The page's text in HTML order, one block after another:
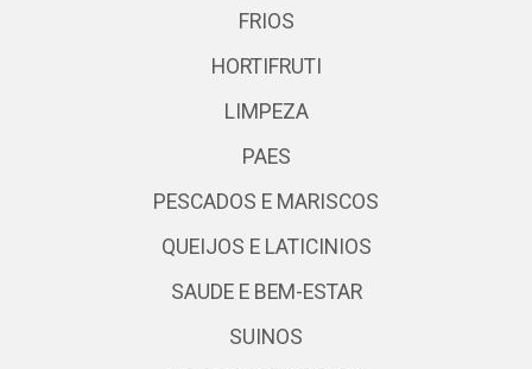
FRIOS
HORTIFRUTI
LIMPEZA
PAES
PESCADOS E MARISCOS
QUEIJOS E LATICINIOS
SAUDE E BEM-ESTAR
SUINOS